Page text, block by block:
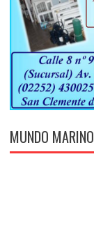
MUNDO MARINO